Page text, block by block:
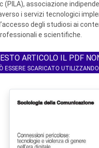
(PILA), associazione
i servizi tecnologici
degli studiosi ai
e scientifiche.
ARTICOLO IL PDF
ESSERE SCARICATO